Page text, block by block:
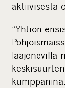
aktiivisesta
“Yhtiön
laajenevilla